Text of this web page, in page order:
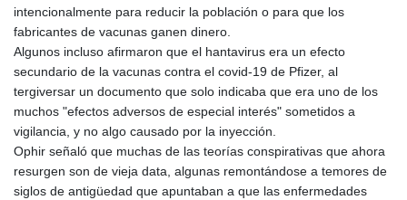
intencionalmente para reducir la población o para que los
fabricantes de vacunas ganen dinero.
Algunos incluso afirmaron que el hantavirus era un efecto
secundario de la vacunas contra el covid-19 de Pfizer, al
tergiversar un documento que solo indicaba que era uno de los
muchos "efectos adversos de especial interés" sometidos a
vigilancia, y no algo causado por la inyección.
Ophir señaló que muchas de las teorías conspirativas que ahora
resurgen son de vieja data, algunas remontándose a temores de
siglos de antigüedad que apuntaban a que las enfermedades